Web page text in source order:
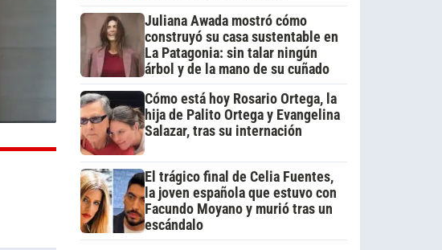
Juliana Awada mostró cómo
construyó su casa sustentable en
La Patagonia: sin talar ningún
árbol y de la mano de su cuñado
Cómo está hoy Rosario Ortega, la
hija de Palito Ortega y Evangelina
Salazar, tras su internación
El trágico final de Celia Fuentes,
la joven española que estuvo con
Facundo Moyano y murió tras un
escándalo